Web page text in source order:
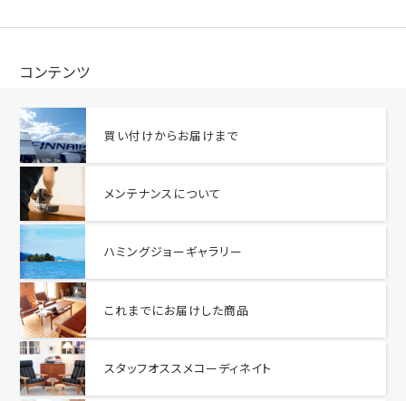
コンテンツ
買い付けからお届けまで
メンテナンスについて
ハミングジョーギャラリー
これまでにお届けした商品
スタッフオススメコーディネイト